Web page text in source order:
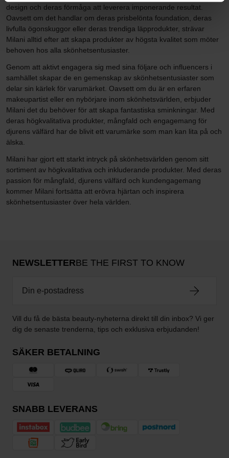
design och deras förmåga att leverera imponerande resultat.
Oavsett om det handlar om deras prisbelönta foundation, deras
livfulla ögonskuggor eller deras trendiga läpprodukter, strävar
Milani alltid efter att skapa produkter av högsta kvalitet som möter
behoven hos alla skönhetsentusiaster.
Genom att aktivt engagera sig med sina följare och influencers i
samhället skapar de en gemenskap av skönhetsentusiaster som
delar sin kärlek för varumärket. Oavsett om du är en erfaren
makeupartist eller en nybörjare inom skönhetsvärlden, erbjuder
Milani det du behöver för att skapa fantastiska sminkningar. Med
deras högkvalitativa produkter, mångfald och engagemang för
djurens välfärd har de blivit ett varumärke som man kan lita på och
älska.
Milani har gjort ett starkt intryck på skönhetsvärlden genom sitt
sortiment av högkvalitativa och inkluderande produkter. Med deras
passion för mångfald, djurens välfärd och kundengagemang
kommer Milani fortsätta att erövra hjärtan och inspirera
skönhetsentusiaster över hela världen.
NEWSLETTERBE THE FIRST TO KNOW
Vill du få de bästa beauty-nyheterna direkt till din inbox? Vi ger
dig de senaste trenderna, tips och exklusiva erbjudanden!
SÄKER BETALNING
SNABB LEVERANS